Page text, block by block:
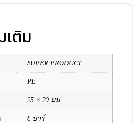
เติม
SUPER PRODUCT
PE
25 × 20 มม.
8 บาร์